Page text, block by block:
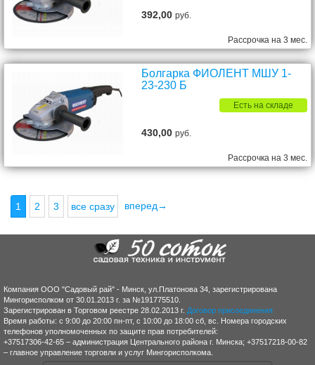
392,00руб.
Рассрочка на 3 мес.
Болгарка ФИОЛЕНТ МШУ 1-
23-230 Б
Есть на складе
430,00руб.
Рассрочка на 3 мес.
1 2 3 все сразу вперед→
Компания ООО "Садовый рай" - Минск, ул.Платонова 34, зарегистрирована
Мингорисполком от 30.01.2013 г. за №191775510.
Зарегистрирован в Торговом реестре 28.02.2013 г. Договор присоединения
Время работы: с 9:00 до 20:00 пн-пт, с 10:00 до 18:00 сб, вс. Номера городских
телефонов уполномоченных по защите прав потребителей:
+37517306-42-65 – администрация Центрального района г. Минска; +37517218-00-82
– главное управление торговли и услуг Мингорисполкома.